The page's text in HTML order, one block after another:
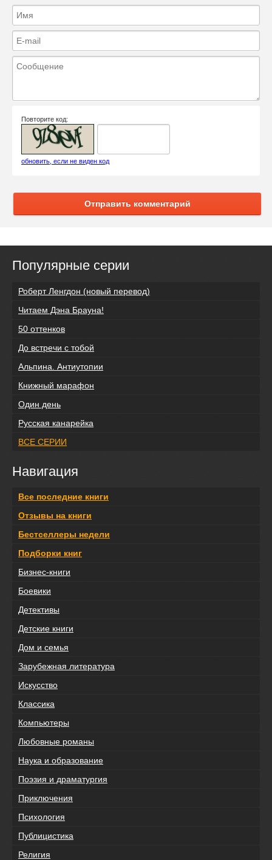
Повторите код:
обновить, если не виден код
Отправить комментарий
Популярные серии
Роберт Ленгдон (новый перевод)
Читаем Дэна Брауна!
50 оттенков
До встречи с тобой
Альпина. Антиутопии
Книжный марафон
Один день
Русская канарейка
ВСЕ СЕРИИ
Навигация
Все последние книги
Отзывы на книги
Бестселлеры недели
Подборки книг
Бизнес-книги
Боевики
Детективы
Детские книги
Дом и семья
Зарубежная литература
Искусство
Классика
Компьютеры
Любовные романы
Наука и образование
Поэзия и драматургия
Приключения
Психология
Публицистика
Религия